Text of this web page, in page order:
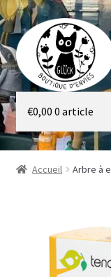
Aller
à
la
navigation
Aller
au
contenu
Galerie
Boutique
€0,00 0 article
Accueil Arbre à